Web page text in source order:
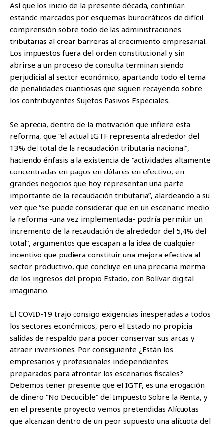
Así que los inicio de la presente década, continúan
estando marcados por esquemas burocráticos de difícil
comprensión sobre todo de las administraciones
tributarias al crear barreras al crecimiento empresarial.
Los impuestos fuera del orden constitucional y sin
abrirse a un proceso de consulta terminan siendo
perjudicial al sector económico, apartando todo el tema
de penalidades cuantiosas que siguen recayendo sobre
los contribuyentes Sujetos Pasivos Especiales.
Se aprecia, dentro de la motivación que infiere esta
reforma, que “el actual IGTF representa alrededor del
13% del total de la recaudación tributaria nacional”,
haciendo énfasis a la existencia de “actividades altamente
concentradas en pagos en dólares en efectivo, en
grandes negocios que hoy representan una parte
importante de la recaudación tributaria”, alardeando a su
vez que “se puede considerar que en un escenario medio
la reforma -una vez implementada- podría permitir un
incremento de la recaudación de alrededor del 5,4% del
total”, argumentos que escapan a la idea de cualquier
incentivo que pudiera constituir una mejora efectiva al
sector productivo, que concluye en una precaria merma
de los ingresos del propio Estado, con Bolívar digital
imaginario.
El COVID-19 trajo consigo exigencias inesperadas a todos
los sectores económicos, pero el Estado no propicia
salidas de respaldo para poder conservar sus arcas y
atraer inversiones. Por consiguiente ¿Están los
empresarios y profesionales independientes
preparados para afrontar los escenarios fiscales?
Debemos tener presente que el IGTF, es una erogación
de dinero “No Deducible” del Impuesto Sobre la Renta, y
en el presente proyecto vemos pretendidas Alícuotas
que alcanzan dentro de un peor supuesto una alícuota del